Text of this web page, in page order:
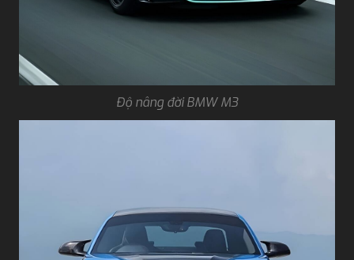
Độ nâng đời BMW M3